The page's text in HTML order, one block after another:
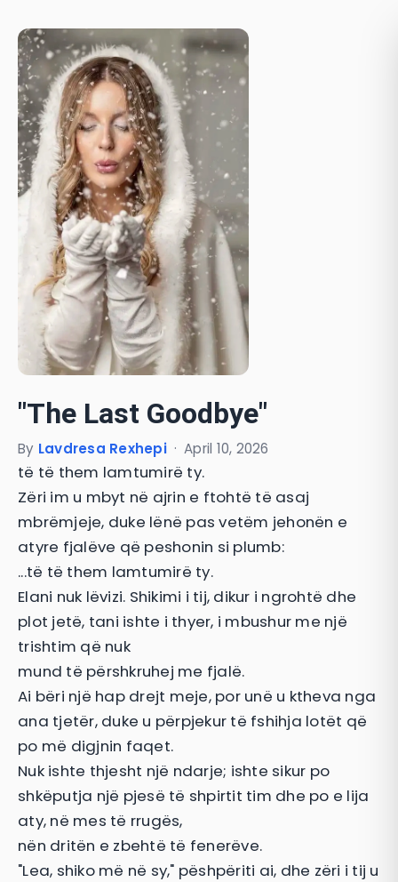
"The Last Goodbye"
By Lavdresa Rexhepi · April 10, 2026
të të them lamtumirë ty.
Zëri im u mbyt në ajrin e ftohtë të asaj
mbrëmjeje, duke lënë pas vetëm jehonën e
atyre fjalëve që peshonin si plumb:
...të të them lamtumirë ty.
Elani nuk lëvizi. Shikimi i tij, dikur i ngrohtë dhe
plot jetë, tani ishte i thyer, i mbushur me një
trishtim që nuk
mund të përshkruhej me fjalë.
Ai bëri një hap drejt meje, por unë u ktheva nga
ana tjetër, duke u përpjekur të fshihja lotët që
po më digjnin faqet.
Nuk ishte thjesht një ndarje; ishte sikur po
shkëputja një pjesë të shpirtit tim dhe po e lija
aty, në mes të rrugës,
nën dritën e zbehtë të fenerëve.
"Lea, shiko më në sy," pëshpëriti ai, dhe zëri i tij u